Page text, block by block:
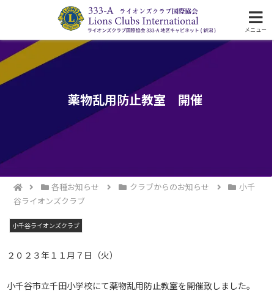
ライオンズクラブ国際協会333-A地区の活動
薬物乱用防止教室 開催
各種お知らせ クラブからのお知らせ
小千
谷ライオンズクラブ
小千谷ライオンズクラブ
２０２３年１１月７日（火）
小千谷市立千田小学校にて薬物乱用防止教室を開催致しました。
メニュー